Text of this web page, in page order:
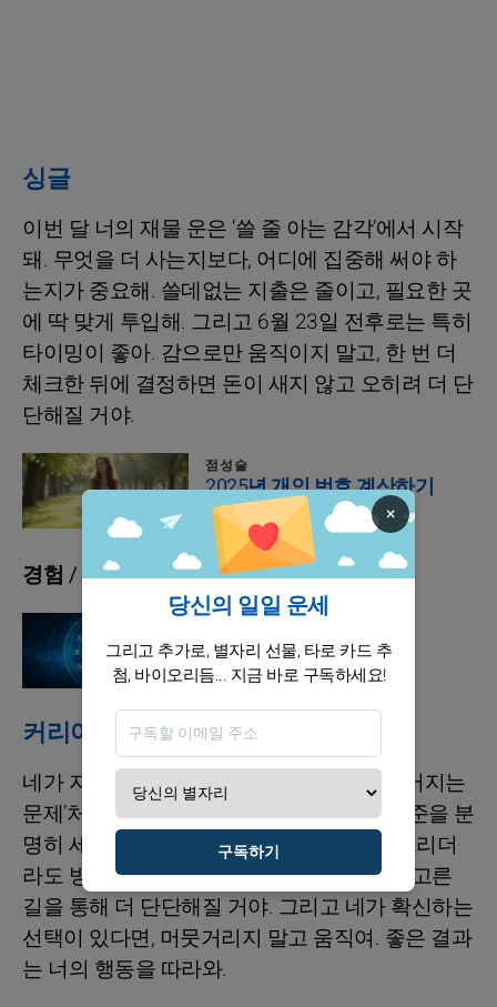
싱글
이번 달 너의 재물 운은 ‘쓸 줄 아는 감각’에서 시작
돼. 무엇을 더 사는지보다, 어디에 집중해 써야 하
는지가 중요해. 쓸데없는 지출은 줄이고, 필요한 곳
에 딱 맞게 투입해. 그리고 6월 23일 전후로는 특히
타이밍이 좋아. 감으로만 움직이지 말고, 한 번 더
체크한 뒤에 결정하면 돈이 새지 않고 오히려 더 단
단해질 거야.
점성술
2025년 개인 번호 계산하기
경험 / 재정
당신의 별자리 비밀
커리어 / 재정
네가 지금 겪는 선택들은 전부 ‘성장으로 이어지는
문제’처럼 보여. 무작정 버티기보다는, 네 기준을 분
명히 세우는 쪽이 더 빨리 길이 열려. 조금 느리더
라도 방향이 맞으면 괜찮아. 너는 결국 네가 고른
길을 통해 더 단단해질 거야. 그리고 네가 확신하는
선택이 있다면, 머뭇거리지 말고 움직여. 좋은 결과
는 너의 행동을 따라와.
×
당신의 일일 운세
그리고 추가로, 별자리 선물, 타로 카드 추
첨, 바이오리듬... 지금 바로 구독하세요!
구독하기